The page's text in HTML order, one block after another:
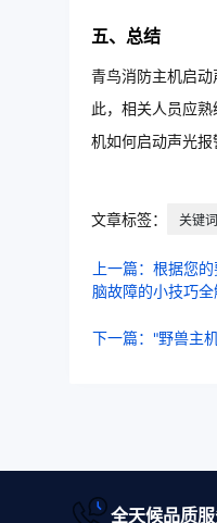
五、总结
青鸟消防主机启
此，相关人员应
机如何启动声光报
文章标签： 关键
上一篇：根据您
脑故障的小技巧
下一篇："野兽主
全天候品质